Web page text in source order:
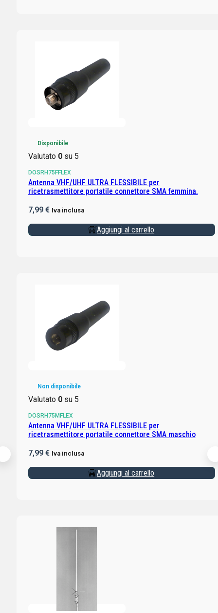
Disponibile
Valutato 0su 5
DOSRH75FFLEX
Antenna VHF/UHF ULTRA FLESSIBILE per
ricetrasmettitore portatile connettore SMA femmina.
7,99 € Iva inclusa
Aggiungi al carrello
Non disponibile
Valutato 0su 5
DOSRH75MFLEX
Antenna VHF/UHF ULTRA FLESSIBILE per
ricetrasmettitore portatile connettore SMA maschio
7,99 € Iva inclusa
Aggiungi al carrello